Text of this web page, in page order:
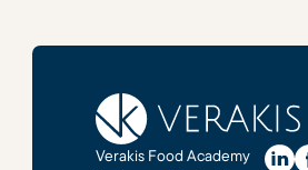
Verakis Food Academy